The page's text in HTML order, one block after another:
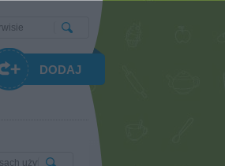
DODAJ